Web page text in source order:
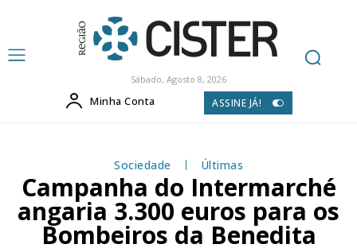
Sábado, Agosto 8, 2026
Minha Conta ASSINE JÁ!
Sociedade Últimas
Campanha do Intermarché
angaria 3.300 euros para os
Bombeiros da Benedita